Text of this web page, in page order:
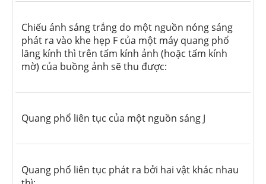
Chiếu ánh sáng trắng do một nguồn nóng sáng
phát ra vào khe hẹp F của một máy quang phổ
lăng kính thì trên tấm kính ảnh (hoặc tấm kính
mờ) của buồng ảnh sẽ thu được:
Quang phổ liên tục của một nguồn sáng J
Quang phổ liên tục phát ra bởi hai vật khác nhau